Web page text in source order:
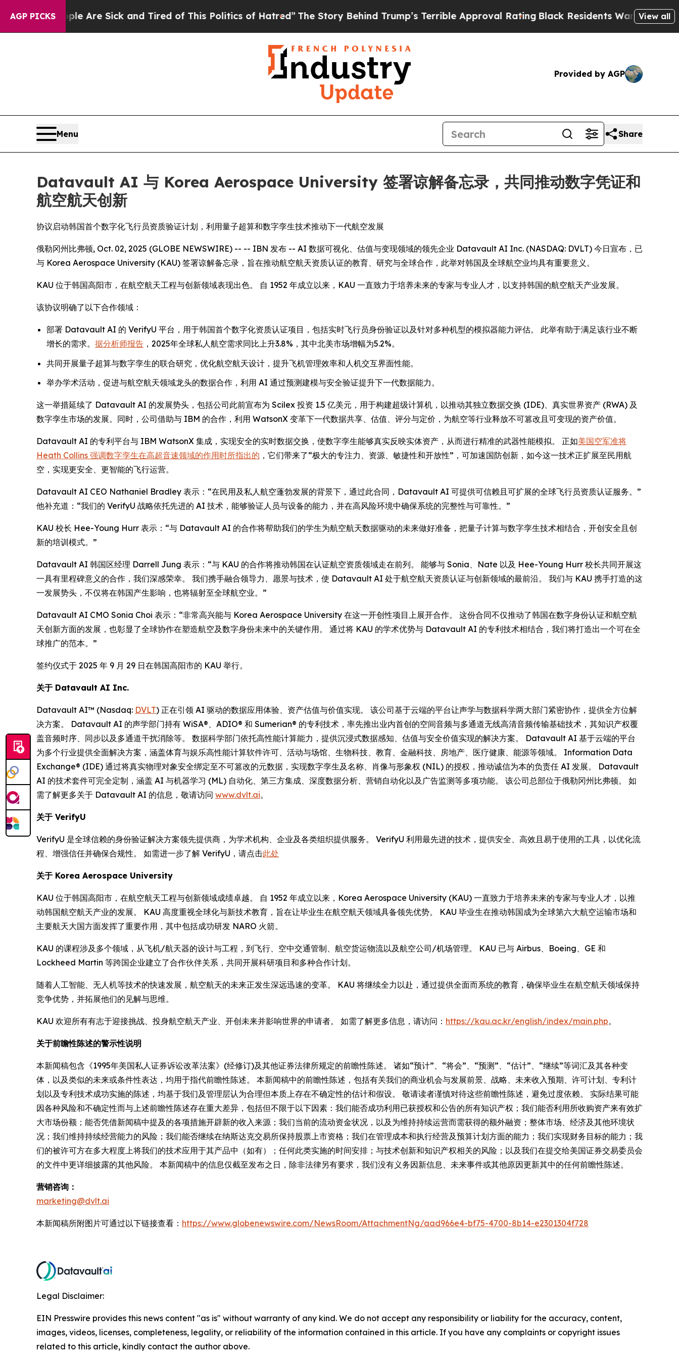
AGP PICKSAre Sick and Tired of This Politics of Hatred”The Story Behind Trump’s Terrible Approval RatingBlack Residents Warned of AbusiveView all
Provided by AGP
Menu Share
Datavault AI 与 Korea Aerospace University 签署谅解备忘录，共同推动数字凭证和
航空航天创新
协议启动韩国首个数字化飞行员资质验证计划，利用量子超算和数字孪生技术推动下一代航空发展
俄勒冈州比弗顿, Oct. 02, 2025 (GLOBE NEWSWIRE) -- -- IBN 发布 -- AI 数据可视化、估值与变现领域的领先企业 Datavault AI Inc. (NASDAQ: DVLT) 今日宣布，已
与 Korea Aerospace University (KAU) 签署谅解备忘录，旨在推动航空航天资质认证的教育、研究与全球合作，此举对韩国及全球航空业均具有重要意义。
KAU 位于韩国高阳市，在航空航天工程与创新领域表现出色。 自 1952 年成立以来，KAU 一直致力于培养未来的专家与专业人才，以支持韩国的航空航天产业发展。
该协议明确了以下合作领域：
部署 Datavault AI 的 VerifyU 平台，用于韩国首个数字化资质认证项目，包括实时飞行员身份验证以及针对多种机型的模拟器能力评估。 此举有助于满足该行业不断
增长的需求。 据分析师报告 ，2025年全球私人航空需求同比上升3.8%，其中北美市场增幅为5.2%。
共同开展量子超算与数字孪生的联合研究，优化航空航天设计，提升飞机管理效率和人机交互界面性能。
举办学术活动，促进与航空航天领域龙头的数据合作，利用 AI 通过预测建模与安全验证提升下一代数据能力。
这一举措延续了 Datavault AI 的发展势头，包括公司此前宣布为 Scilex 投资 1.5 亿美元，用于构建超级计算机，以推动其独立数据交换 (IDE)、真实世界资产 (RWA) 及
数字孪生市场的发展。同时，公司借助与 IBM 的合作，利用 WatsonX 变革下一代数据共享、估值、评分与定价，为航空等行业释放不可篡改且可变现的资产价值。
Datavault AI 的专利平台与 IBM WatsonX 集成，实现安全的实时数据交换，使数字孪生能够真实反映实体资产，从而进行精准的武器性能模拟。 正如美国空军准将
Heath Collins 强调数字孪生在高超音速领域的作用时所指出的 ，它们带来了“极大的专注力、资源、敏捷性和开放性”，可加速国防创新，如今这一技术正扩展至民用航
空，实现更安全、更智能的飞行运营。
Datavault AI CEO Nathaniel Bradley 表示：“在民用及私人航空蓬勃发展的背景下，通过此合同，Datavault AI 可提供可信赖且可扩展的全球飞行员资质认证服务。”
他补充道：“我们的 VerifyU 战略依托先进的 AI 技术，能够验证人员与设备的能力，并在高风险环境中确保系统的完整性与可靠性。”
KAU 校长 Hee-Young Hurr 表示：“与 Datavault AI 的合作将帮助我们的学生为航空航天数据驱动的未来做好准备，把量子计算与数字孪生技术相结合，开创安全且创
新的培训模式。”
Datavault AI 韩国区经理 Darrell Jung 表示：“与 KAU 的合作将推动韩国在认证航空资质领域走在前列。 能够与 Sonia、Nate 以及 Hee-Young Hurr 校长共同开展这
一具有里程碑意义的合作，我们深感荣幸。 我们携手融合领导力、愿景与技术，使 Datavault AI 处于航空航天资质认证与创新领域的最前沿。 我们与 KAU 携手打造的这
一发展势头，不仅将在韩国产生影响，也将辐射至全球航空业。”
Datavault AI CMO Sonia Choi 表示：“非常高兴能与 Korea Aerospace University 在这一开创性项目上展开合作。 这份合同不仅推动了韩国在数字身份认证和航空航
天创新方面的发展，也彰显了全球协作在塑造航空及数字身份未来中的关键作用。 通过将 KAU 的学术优势与 Datavault AI 的专利技术相结合，我们将打造出一个可在全
球推广的范本。”
签约仪式于 2025 年 9 月 29 日在韩国高阳市的 KAU 举行。
关于 Datavault AI Inc.
Datavault AI™ (Nasdaq: DVLT) 正在引领 AI 驱动的数据应用体验、资产估值与价值实现。 该公司基于云端的平台让声学与数据科学两大部门紧密协作，提供全方位解
决方案。 Datavault AI 的声学部门持有 WiSA®、ADIO® 和 Sumerian® 的专利技术，率先推出业内首创的空间音频与多通道无线高清音频传输基础技术，其知识产权覆
盖音频时序、同步以及多通道干扰消除等。 数据科学部门依托高性能计算能力，提供沉浸式数据感知、估值与安全价值实现的解决方案。 Datavault AI 基于云端的平台
为多个行业提供全面解决方案，涵盖体育与娱乐高性能计算软件许可、活动与场馆、生物科技、教育、金融科技、房地产、医疗健康、能源等领域。 Information Data
Exchange® (IDE) 通过将真实物理对象安全绑定至不可篡改的元数据，实现数字孪生及名称、肖像与形象权 (NIL) 的授权，推动诚信为本的负责任 AI 发展。 Datavault
AI 的技术套件可完全定制，涵盖 AI 与机器学习 (ML) 自动化、第三方集成、深度数据分析、营销自动化以及广告监测等多项功能。 该公司总部位于俄勒冈州比弗顿。 如
需了解更多关于 Datavault AI 的信息，敬请访问 www.dvlt.ai。
关于 VerifyU
VerifyU 是全球信赖的身份验证解决方案领先提供商，为学术机构、企业及各类组织提供服务。 VerifyU 利用最先进的技术，提供安全、高效且易于使用的工具，以优化流
程、增强信任并确保合规性。 如需进一步了解 VerifyU，请点击此处
关于 Korea Aerospace University
KAU 位于韩国高阳市，在航空航天工程与创新领域成绩卓越。 自 1952 年成立以来，Korea Aerospace University (KAU) 一直致力于培养未来的专家与专业人才，以推
动韩国航空航天产业的发展。 KAU 高度重视全球化与新技术教育，旨在让毕业生在航空航天领域具备领先优势。 KAU 毕业生在推动韩国成为全球第六大航空运输市场和
主要航天大国方面发挥了重要作用，其中包括成功研发 NARO 火箭。
KAU 的课程涉及多个领域，从飞机/航天器的设计与工程，到飞行、空中交通管制、航空货运物流以及航空公司/机场管理。 KAU 已与 Airbus、Boeing、GE 和
Lockheed Martin 等跨国企业建立了合作伙伴关系，共同开展科研项目和多种合作计划。
随着人工智能、无人机等技术的快速发展，航空航天的未来正发生深远迅速的变革。 KAU 将继续全力以赴，通过提供全面而系统的教育，确保毕业生在航空航天领域保持
竞争优势，并拓展他们的见解与思维。
KAU 欢迎所有有志于迎接挑战、投身航空航天产业、开创未来并影响世界的申请者。 如需了解更多信息，请访问： https://kau.ac.kr/english/index/main.php。
关于前瞻性陈述的警示性说明
本新闻稿包含《1995年美国私人证券诉讼改革法案》(经修订)及其他证券法律所规定的前瞻性陈述。 诸如“预计”、“将会”、“预测”、“估计”、“继续”等词汇及其各种变
体，以及类似的未来或条件性表达，均用于指代前瞻性陈述。 本新闻稿中的前瞻性陈述，包括有关我们的商业机会与发展前景、战略、未来收入预期、许可计划、专利计
划以及专利技术成功实施的陈述，均基于我们及管理层认为合理但本质上存在不确定性的估计和假设。 敬请读者谨慎对待这些前瞻性陈述，避免过度依赖。 实际结果可能
因各种风险和不确定性而与上述前瞻性陈述存在重大差异，包括但不限于以下因素：我们能否成功利用已获授权和公告的所有知识产权；我们能否利用所收购资产来有效扩
大市场份额；能否凭借新闻稿中提及的各项措施开辟新的收入来源；我们当前的流动资金状况，以及为维持持续运营而需获得的额外融资；整体市场、经济及其他环境状
况；我们维持持续经营能力的风险；我们能否继续在纳斯达克交易所保持股票上市资格；我们在管理成本和执行经营及预算计划方面的能力；我们实现财务目标的能力；我
们的被许可方在多大程度上将我们的技术应用于其产品中（如有）；任何此类实施的时间安排；与技术创新和知识产权相关的风险；以及我们在提交给美国证券交易委员会
的文件中更详细披露的其他风险。 本新闻稿中的信息仅截至发布之日，除非法律另有要求，我们没有义务因新信息、未来事件或其他原因更新其中的任何前瞻性陈述。
营销咨询：
marketing@dvlt.ai
本新闻稿所附图片可通过以下链接查看： https://www.globenewswire.com/NewsRoom/AttachmentNg/aad966e4-bf75-4700-8b14-e2301304f728
Legal Disclaimer:
EIN Presswire provides this news content "as is" without warranty of any kind. We do not accept any responsibility or liability for the accuracy, content,
images, videos, licenses, completeness, legality, or reliability of the information contained in this article. If you have any complaints or copyright issues
related to this article, kindly contact the author above.